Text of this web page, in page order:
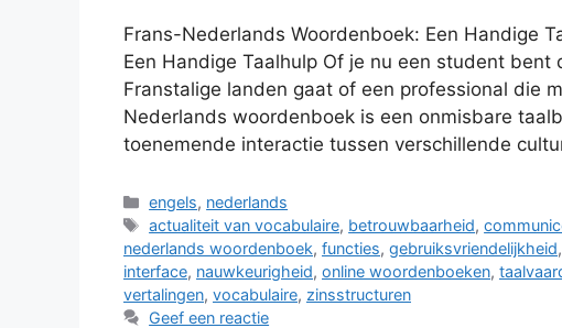
Frans-Nederlands Woordenboek: Een Handige
Een Handige Taalhulp Of je nu een student
Franstalige landen gaat of een professional die
Nederlands woordenboek is een onmisbare
toenemende interactie tussen verschillende
Categorieën
engels, nederlands
Tags
actualiteit van vocabulaire, betrouwbaarheid,
nederlands woordenboek, functies, gebruiksvriendelijkheid,
interface, nauwkeurigheid, online woordenboeken,
vertalingen, vocabulaire, zinsstructuren
Geef een reactie